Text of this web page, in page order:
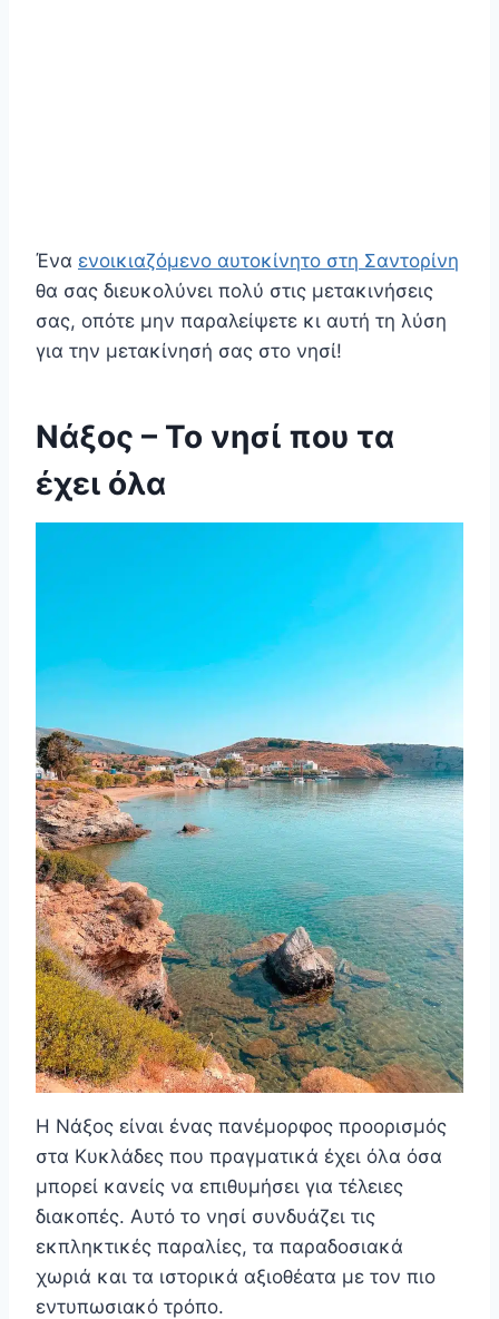
Ένα ενοικιαζόμενο αυτοκίνητο στη Σαντορίνη
θα σας διευκολύνει πολύ στις μετακινήσεις
σας, οπότε μην παραλείψετε κι αυτή τη λύση
για την μετακίνησή σας στο νησί!
Νάξος – Το νησί που τα
έχει όλα
Η Νάξος είναι ένας πανέμορφος προορισμός
στα Κυκλάδες που πραγματικά έχει όλα όσα
μπορεί κανείς να επιθυμήσει για τέλειες
διακοπές. Αυτό το νησί συνδυάζει τις
εκπληκτικές παραλίες, τα παραδοσιακά
χωριά και τα ιστορικά αξιοθέατα με τον πιο
εντυπωσιακό τρόπο.